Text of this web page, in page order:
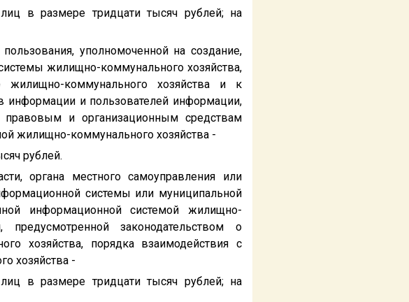
в размере тридцати тысяч рублей; на
уполномоченной на создание,
жилищно-коммунального хозяйства,
жилищно-коммунального хозяйства и к
информации и пользователей информации,
правовым и организационным средствам
жилищно-коммунального хозяйства -
рублей.
органа местного самоуправления или
системы или муниципальной
информационной системой жилищно-
законодательством о
хозяйства, порядка взаимодействия с
хозяйства -
в размере тридцати тысяч рублей; на